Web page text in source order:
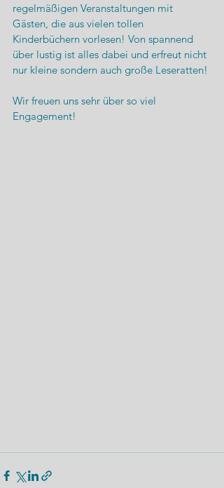
regelmäßigen Veranstaltungen mit
Gästen, die aus vielen tollen
Kinderbüchern vorlesen! Von spannend
über lustig ist alles dabei und erfreut nicht
nur kleine sondern auch große Leseratten!
Wir freuen uns sehr über so viel
Engagement!